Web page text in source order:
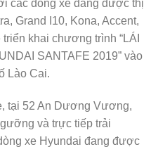
các dòng xe đang được thị
Grand I10, Kona, Accent,
khai chương trình “LÁI
SANTAFE 2019” vào
Lào Cai.
tại 52 An Dương Vương,
và trực tiếp trải
xe Hyundai đang được